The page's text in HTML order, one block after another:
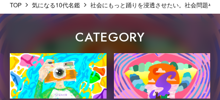
TOP 気になる10代名鑑 社会にもっと踊りを浸透させたい。社会問題や
CATEGORY